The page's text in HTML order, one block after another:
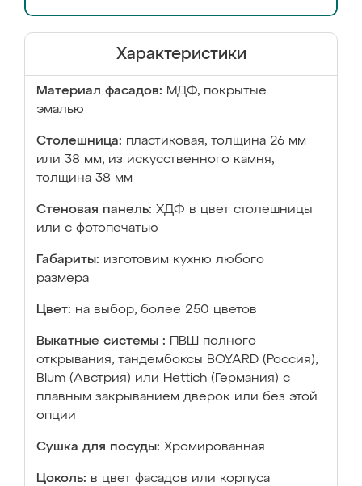
Характеристики
Материал фасадов: МДФ, покрытые
эмалью
Столешница: пластиковая, толщина 26 мм
или 38 мм; из искусственного камня,
толщина 38 мм
Стеновая панель: ХДФ в цвет столешницы
или с фотопечатью
Габариты: изготовим кухню любого
размера
Цвет: на выбор, более 250 цветов
Выкатные системы :
ПВШ полного
открывания, тандембоксы BOYARD (Россия),
Blum (Австрия) или Hettich (Германия) с
плавным закрыванием дверок или без этой
опции
Сушка для посуды: Хромированная
Цоколь: в цвет фасадов или корпуса